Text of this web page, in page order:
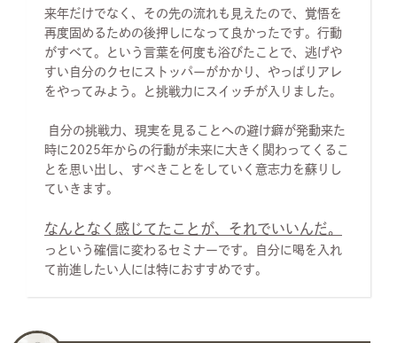
来年だけでなく、その先の流れも見えたので、覚悟を
再度固めるための後押しになって良かったです。行動
がすべて。という言葉を何度も浴びたことで、逃げや
すい自分のクセにストッパーがかかり、やっぱりアレ
をやってみよう。と挑戦力にスイッチが入りました。
自分の挑戦力、現実を見ることへの避け癖が発動来た
時に2025年からの行動が未来に大きく関わってくるこ
とを思い出し、すべきことをしていく意志力を蘇りし
ていきます。
なんとなく感じてたことが、それでいいんだ。
っという確信に変わるセミナーです。自分に喝を入れ
て前進したい人には特におすすめです。